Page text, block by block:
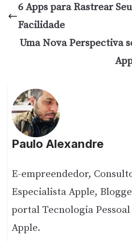
6 Apps para Rastrear
Facilidade
Uma Nova Perspectiva
Paulo Alexandre
E-empreendedor,
Especialista Apple,
portal Tecnologia
Apple.